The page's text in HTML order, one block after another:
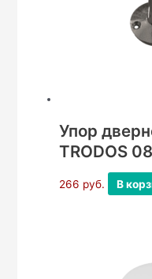
Упор
TRODOS
266 руб. В